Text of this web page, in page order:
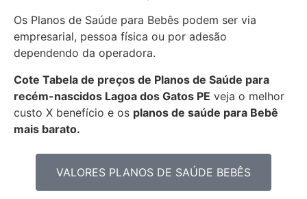
Os Planos de Saúde para Bebês podem ser via
empresarial, pessoa física ou por adesão
dependendo da operadora.
Cote Tabela de preços de Planos de Saúde para
recém-nascidos Lagoa dos Gatos PE veja o melhor
custo X benefício e os planos de saúde para Bebê
mais barato.
VALORES PLANOS DE SAÚDE BEBÊS